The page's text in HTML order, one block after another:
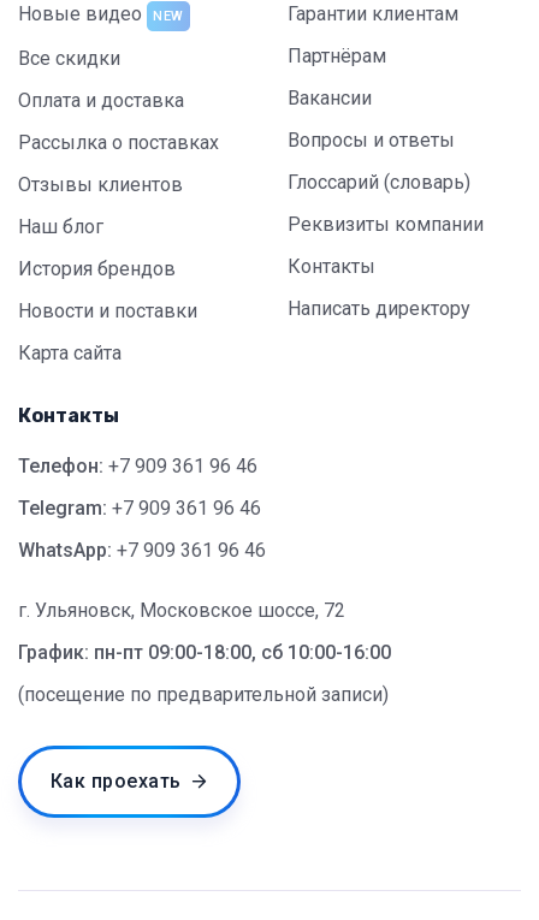
Новые видео
NEW
Все скидки
Оплата и доставка
Рассылка о поставках
Отзывы клиентов
Наш блог
История брендов
Новости и поставки
Карта сайта
Гарантии клиентам
Партнёрам
Вакансии
Вопросы и ответы
Глоссарий (словарь)
Реквизиты компании
Контакты
Написать директору
Контакты
Телефон: +7 909 361 96 46
Telegram: +7 909 361 96 46
WhatsApp: +7 909 361 96 46
г. Ульяновск, Московское шоссе, 72
График: пн-пт 09:00-18:00, сб 10:00-16:00
(посещение по предварительной записи)
Как проехать